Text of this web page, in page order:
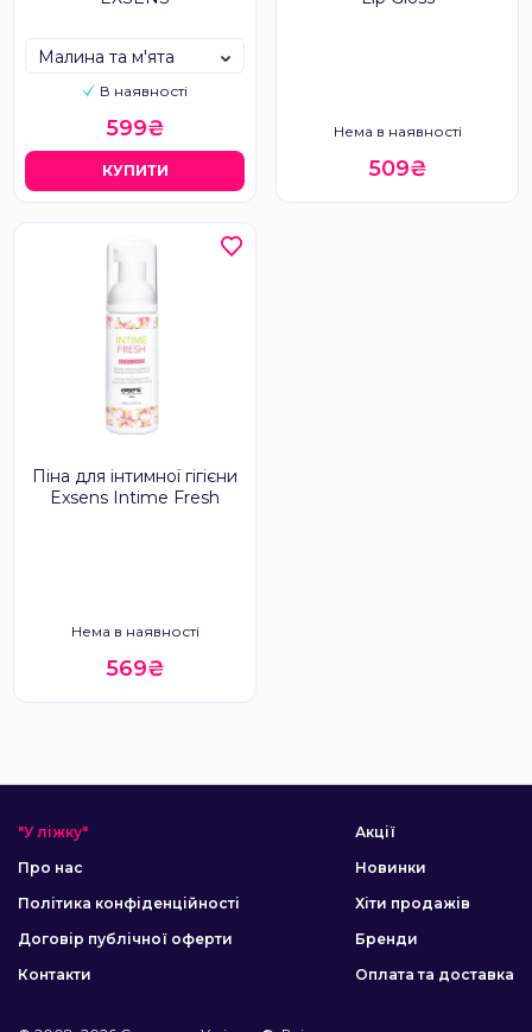
В наявності
Малина та м'ята
599₴
КУПИТИ
Нема в наявності
509₴
Піна для інтимної гігієни
Exsens Intime Fresh
Нема в наявності
569₴
"У ліжку"
Про нас
Політика конфіденційності
Договір публічної оферти
Контакти
Акції
Новинки
Хіти продажів
Бренди
Оплата та доставка